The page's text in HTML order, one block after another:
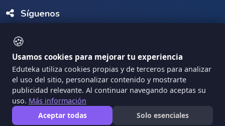
🍪
Usamos cookies para mejorar tu experiencia
Eduteka utiliza cookies propias y de terceros para analizar
el uso del sitio, personalizar contenido y mostrarte
publicidad relevante. Al continuar navegando aceptas su
uso. Más información
Aceptar todas
Solo esenciales
Síguenos
Copyright Eduteka 2001-2026 - Universidad ICESI
Términos de Servicio